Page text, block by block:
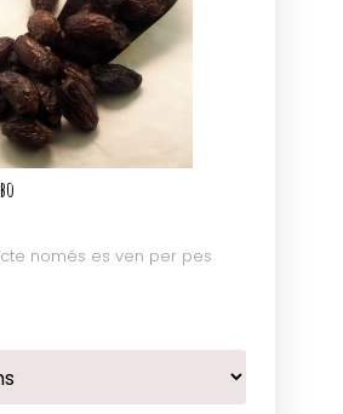
només es ven per pes